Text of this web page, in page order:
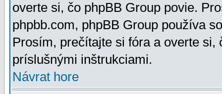
overte si, čo phpBB Group povie.
phpbb.com, phpBB Group používa
Prosím, prečítajte si fóra a overte
príslušnými inštrukciami.
Návrat hore